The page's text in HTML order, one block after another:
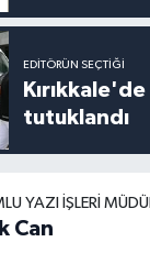
EDITÖRÜN SEÇTIĞI
tutuklandı
YAZI İŞLERI
Can